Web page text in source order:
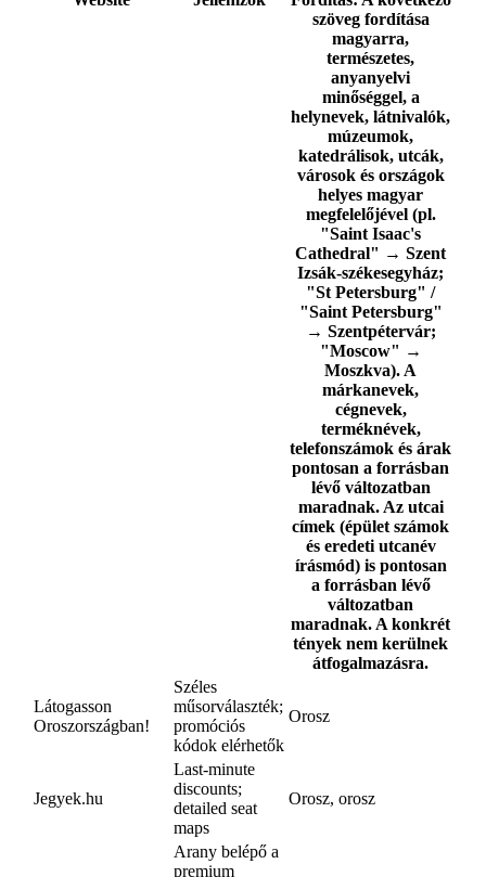
szöveg fordítása
magyarra,
természetes,
anyanyelvi
minőséggel, a
helynevek, látnivalók,
múzeumok,
katedrálisok, utcák,
városok és országok
helyes magyar
megfelelőjével (pl.
"Saint Isaac's
Cathedral" → Szent
Izsák-székesegyház;
"St Petersburg" /
"Saint Petersburg"
→ Szentpétervár;
"Moscow" →
Moszkva). A
márkanevek,
cégnevek,
terméknévek,
telefonszámok és árak
pontosan a forrásban
lévő változatban
maradnak. Az utcai
címek (épület számok
és eredeti utcanév
írásmód) is pontosan
a forrásban lévő
változatban
maradnak. A konkrét
tények nem kerülnek
átfogalmazásra.
Látogasson
Oroszországban!
Széles
műsorválaszték;
promóciós
kódok elérhetők
Orosz
Jegyek.hu
Last-minute
discounts;
detailed seat
maps
Orosz, orosz
Arany belépő a
premium